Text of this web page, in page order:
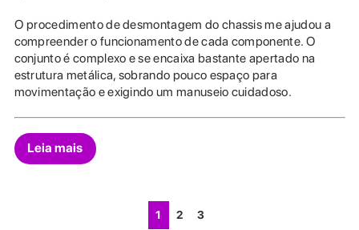
O procedimento de desmontagem do chassis me ajudou a
compreender o funcionamento de cada componente. O
conjunto é complexo e se encaixa bastante apertado na
estrutura metálica, sobrando pouco espaço para
movimentação e exigindo um manuseio cuidadoso.
Leia mais
1 2 3